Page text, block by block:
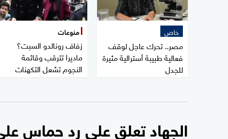
خاص
مصر.. تحرك عاجل لوقف
فعالية طبيبة أسترالية مثيرة
للجدل
منوعات
زفاف رونالدو السبت؟
ماديرا تترقب وقائمة
النجوم تشعل التكهنات
الجهاد تعلق على رد حماس